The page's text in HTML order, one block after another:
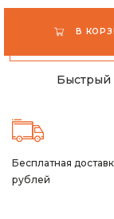
В
Быстрый
Бесплатная
рублей